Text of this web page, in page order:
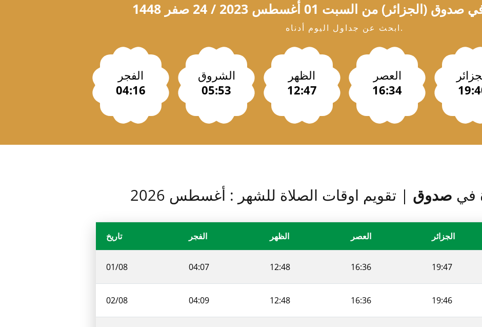
فيصدوق (الجزائر) من السبت 01 أغسطس 2023 / 24 صفر 1448
ابحث عن جداول اليوم أدناه.
الفجر
04:16
الشروق
05:53
الظهر
12:47
العصر
16:34
في صدوق | تقويم اوقات الصلاة للشهر : أغسطس 2026
تاريخ الفجر الظهر العصر الجزائر
01/08 04:07 12:48 16:36 19:47
02/08 04:09 12:48 16:36 19:46